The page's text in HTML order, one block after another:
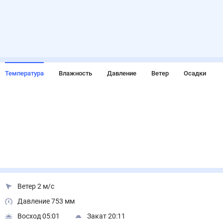
Температура Влажность Давление Ветер Осадки
Ветер 2 м/с
Давление 753 мм
Восход 05:01
Закат 20:11